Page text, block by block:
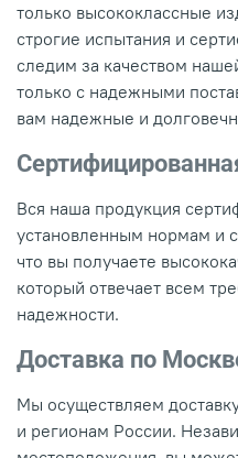
только высококлассные
строгие испытания и
следим за качеством
только с надежными
вам надежные и
Вся наша продукция
установленным нормам и
что вы получаете
который отвечает всем
надежности.
Доставка по
Мы осуществляем
и регионам России.